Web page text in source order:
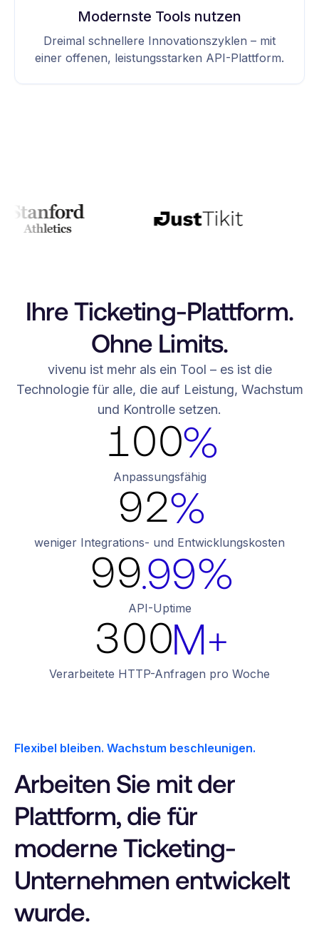
Modernste Tools nutzen
Dreimal schnellere Innovationszyklen – mit
einer offenen, leistungsstarken API-Plattform.
Ihre Ticketing-Plattform.
Ohne Limits.
vivenu ist mehr als ein Tool – es ist die
Technologie für alle, die auf Leistung, Wachstum
und Kontrolle setzen.
0
1
2
3
4
5
6
8
9
0
1
2
3
4
5
7
8
9
0
1
2
3
4
5
7
8
9
%
Anpassungsfähig
0
1
2
3
4
5
6
7
8
9
0
1
2
3
4
5
6
7
8
9
%
weniger Integrations- und Entwicklungskosten
0
1
3
4
5
6
7
8
9
0
1
3
4
5
6
7
8
9.99%
API-Uptime
0
1
2
3
4
6
7
8
9
0
1
3
4
5
6
7
8
9
0
1
3
4
5
6
7
8
9
M+
Verarbeitete HTTP-Anfragen pro Woche
Flexibel bleiben. Wachstum beschleunigen.
Arbeiten Sie mit der
Plattform, die für
moderne Ticketing-
Unternehmen entwickelt
wurde.